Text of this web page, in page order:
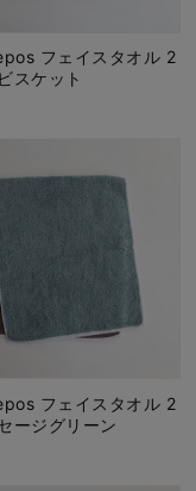
フェイスタオル 2
スケット
フェイスタオル 2
ージグリーン